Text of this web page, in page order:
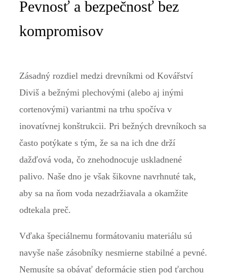
Pevnosť a bezpečnosť bez
kompromisov
Zásadný rozdiel medzi drevníkmi od Kovářství
Diviš a bežnými plechovými (alebo aj inými
cortenovými) variantmi na trhu spočíva v
inovatívnej konštrukcii. Pri bežných drevníkoch sa
často potýkate s tým, že sa na ich dne drží
dažďová voda, čo znehodnocuje uskladnené
palivo. Naše dno je však šikovne navrhnuté tak,
aby sa na ňom voda nezadržiavala a okamžite
odtekala preč.
Vďaka špeciálnemu formátovaniu materiálu sú
navyše naše zásobníky nesmierne stabilné a pevné.
Nemusíte sa obávať deformácie stien pod ťarchou